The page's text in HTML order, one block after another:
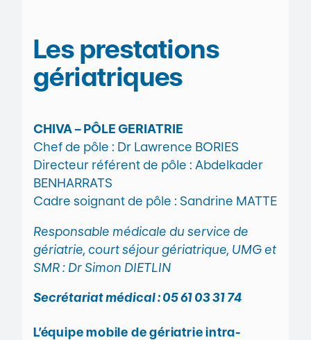
Les prestations
gériatriques
CHIVA – PÔLE GERIATRIE
Chef de pôle : Dr Lawrence BORIES
Directeur référent de pôle : Abdelkader
BENHARRATS
Cadre soignant de pôle : Sandrine MATTE
Responsable médicale du service de
gériatrie, court séjour gériatrique, UMG et
SMR : Dr Simon DIETLIN
Secrétariat médical : 05 61 03 31 74
L’équipe mobile de gériatrie intra-